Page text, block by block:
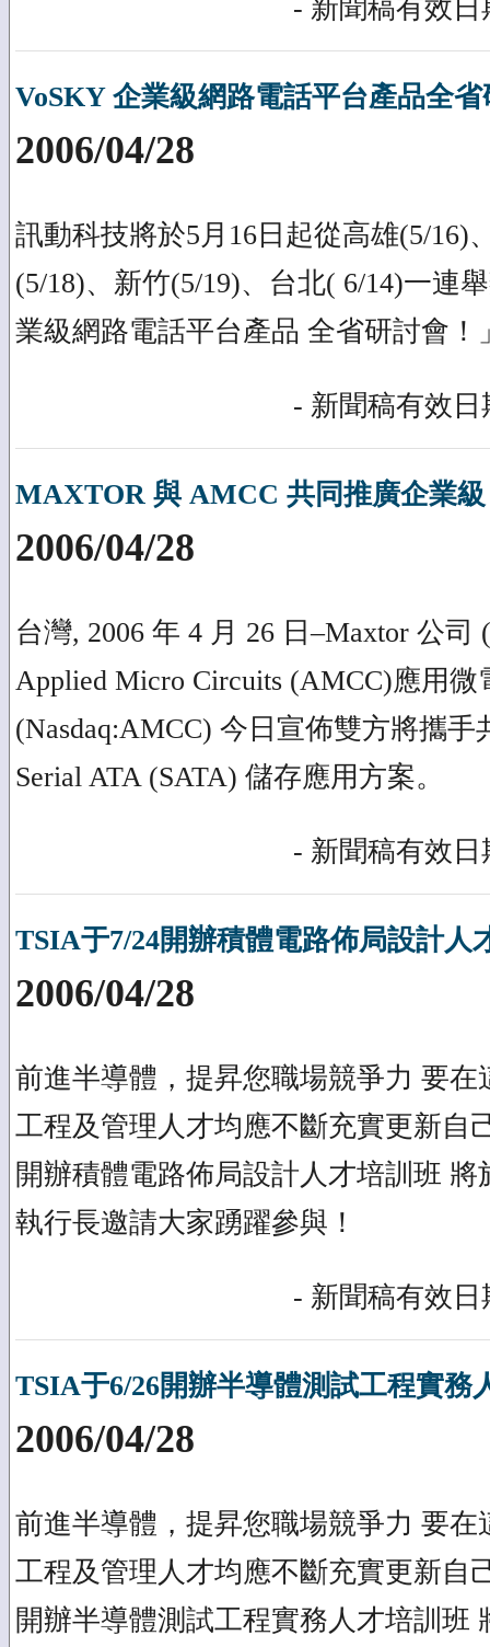
- 新聞稿有效日
VoSKY 企業級網路電話平台產品全
2006/04/28
訊動科技將於5月16日起從高雄(5/16)
(5/18)、新竹(5/19)、台北( 6/14)一連
業級網路電話平台產品 全省研討會！
- 新聞稿有效日
MAXTOR 與 AMCC 共同推廣企業級
2006/04/28
台灣, 2006 年 4 月 26 日–Maxtor 公司
Applied Micro Circuits (AMCC)應用微
(Nasdaq:AMCC) 今日宣佈雙方將攜
Serial ATA (SATA) 儲存應用方案。
- 新聞稿有效日
TSIA于7/24開辦積體電路佈局設計人
2006/04/28
前進半導體，提昇您職場競爭力 要在
工程及管理人才均應不斷充實更新自
開辦積體電路佈局設計人才培訓班
執行長邀請大家踴躍參與！
- 新聞稿有效日
TSIA于6/26開辦半導體測試工程實務
2006/04/28
前進半導體，提昇您職場競爭力 要在
工程及管理人才均應不斷充實更新自
開辦半導體測試工程實務人才培訓班